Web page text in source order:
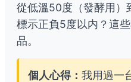
從低溫50度（發酵用
標示正負5度以内？這
品。
個人心得： 我用過一